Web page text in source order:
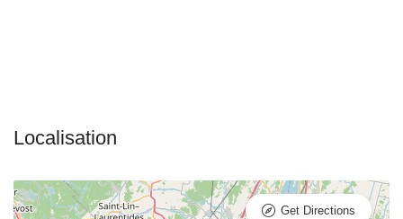
Get Directions